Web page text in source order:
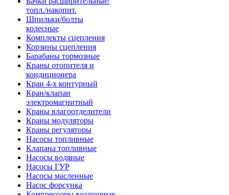
топл./накопит.
Шпильки/болты
колесные
Комплекты сцепления
Корзины сцепления
Барабаны тормозные
Краны отопителя и
кондиционера
Кран 4-х контурный
Кран/клапан
электромагнитный
Краны влагоотделители
Краны модуляторы
Краны регуляторы
Насосы топливные
Клапана топливные
Насосы водяные
Насосы ГУР
Насосы масленные
Насос форсунка